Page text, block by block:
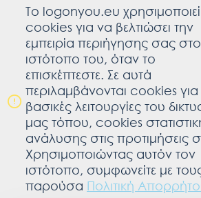
To logonyou.eu χρησιμοποιεί
cookies για να βελτιώσει την
εμπειρία περιήγησης σας
ιστότοπο του, όταν το
επισκέπτεστε. Σε αυτά
περιλαμβάνονται cookies για
βασικές λειτουργίες του
μας τόπου, cookies
ανάλυσης στις προτιμήσεις
Χρησιμοποιώντας αυτόν τον
ιστότοπο, συμφωνείτε με
παρούσα Πολιτική